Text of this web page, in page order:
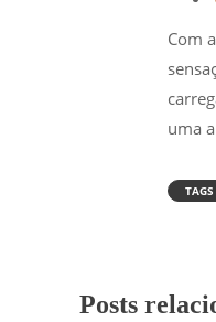
Com
uma
TAGS
Posts